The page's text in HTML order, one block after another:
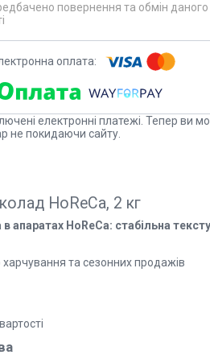
повернення та обмін даного
електронні платежі. Тепер ви
не покидаючи сайту.
HoReCa, 2 кг
HoReCa: стабільна
та сезонних продажів